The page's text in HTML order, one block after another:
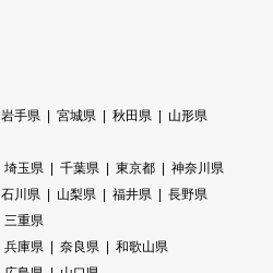
岩手県 宮城県 秋田県
山形県
埼玉県 千葉県 東京都
神奈川県
石川県 山梨県 福井県
長野県
三重県
兵庫県 奈良県
和歌山県